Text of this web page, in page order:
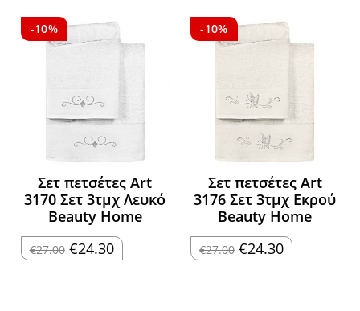
€24.30.
-10%
Σετ πετσέτες Art
3170 Σετ 3τμχ Λευκό
Beauty Home
€27.00 Original
price
€24.30Η
τρέχουσα
-10%
Σετ πετσέτες Art
3176 Σετ 3τμχ Εκρού
Beauty Home
€27.00 Original
price
€24.30Η
τρέχουσα